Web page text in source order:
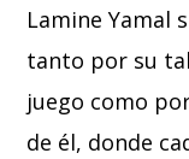
Lamine Yamal
tanto por su
juego como
de él, donde